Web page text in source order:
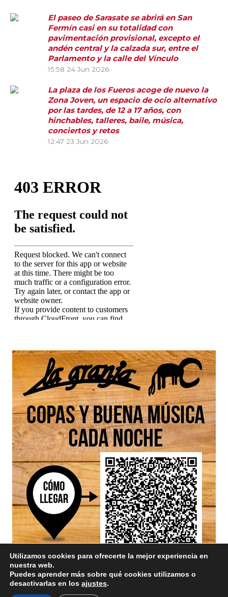
El paseo de Sarasate se abrirá en San
Fermín casi en su totalidad con
pavimentación provisional, excepto el
andén central y la calzada sur, entre el
Parlamento y la calle del Vínculo
15:58 24 Jun 2026
La plaza de los Fueros acoge de nuevo la
Zona Joven, un espacio de ocio alternativo
por las tardes, de 12 a 17 años, con
hinchables, talleres, baile, música,
conciertos y retos
12:47 23 Jun 2026
Utilizamos cookies para ofrecerte la mejor experiencia en
nuestra web.
Puedes aprender más sobre qué cookies utilizamos o
desactivarlas en los ajustes.